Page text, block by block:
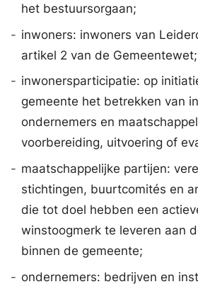
het bestuursorgaan;
- inwoners: inwoners van
artikel 2 van de Gemeentewet;
- inwonersparticipatie: op
gemeente het betrekken van
ondernemers en
voorbereiding, uitvoering of
- maatschappelijke partijen:
stichtingen, buurtcomités en
die tot doel hebben een
winstoogmerk te leveren aan
binnen de gemeente;
- ondernemers: bedrijven en